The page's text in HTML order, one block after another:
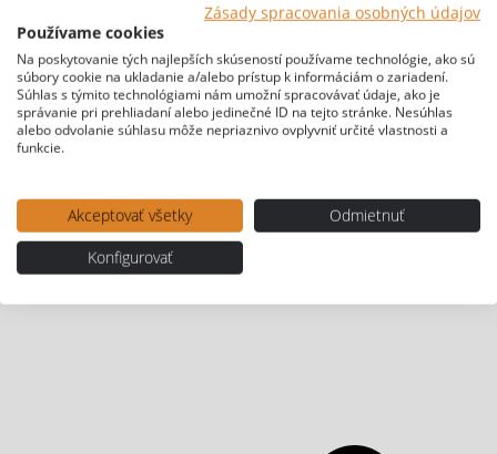
Domov PRESTAVBY & MATERIÁLY /
DOPLNKY pre Ford
Transit/ Posuvné koľajnice pre otočnú konzolu pre Ford
Tourneo a Transit
[br-wapl-all]
Zásady spracovania osobných údajov
Používame cookies
Na poskytovanie tých najlepších skúseností používame technológie, ako sú
súbory cookie na ukladanie a/alebo prístup k informáciám o zariadení.
Súhlas s týmito technológiami nám umožní spracovávať údaje, ako je
správanie pri prehliadaní alebo jedinečné ID na tejto stránke. Nesúhlas
alebo odvolanie súhlasu môže nepriaznivo ovplyvniť určité vlastnosti a
funkcie.
Akceptovať všetky
Odmietnuť
Konfigurovať